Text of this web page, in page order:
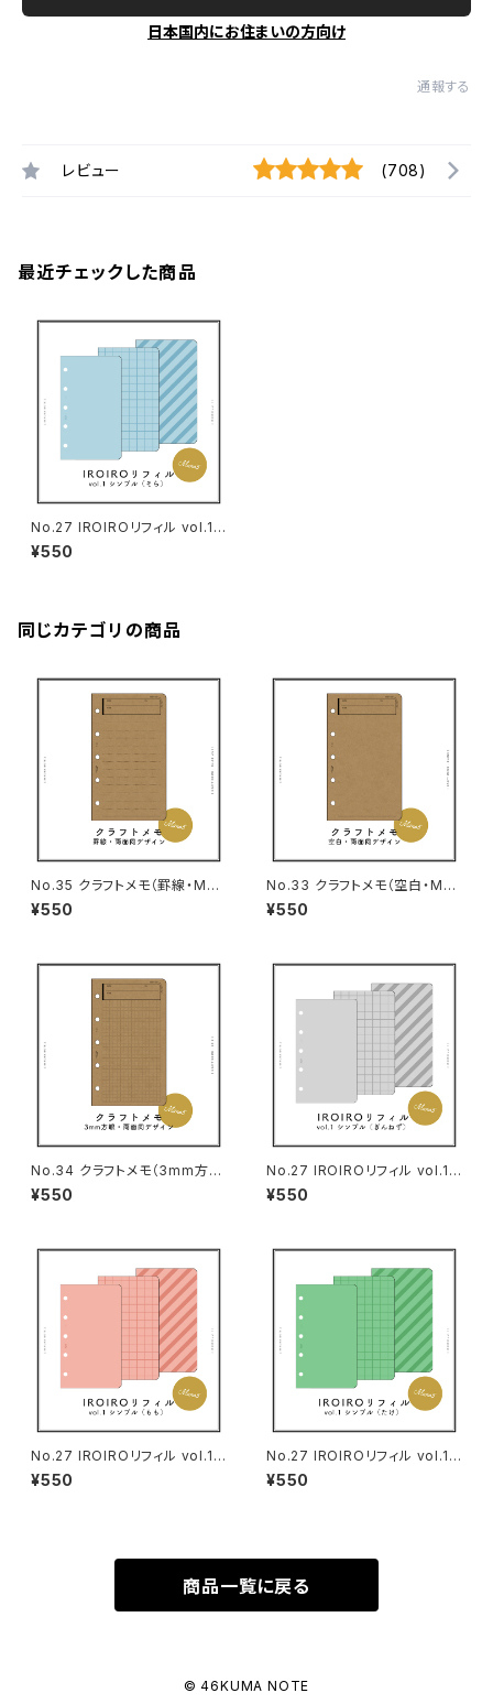
日本国内にお住まいの方向け
通報する
レビュー (708)
最近チェックした商品
No.27 IROIROリフィル vol.1
シンプル（そら・M5サイズ）
¥550
同じカテゴリの商品
No.35 クラフトメモ（罫線・M5
サイズ）
¥550
No.33 クラフトメモ（空白・M5
サイズ）
¥550
No.34 クラフトメモ（3mm方
眼・M5サイズ）
¥550
No.27 IROIROリフィル vol.1
シンプル（ぎんねず・M5サイズ）
¥550
No.27 IROIROリフィル vol.1
シンプル（もも・M5サイズ）
¥550
No.27 IROIROリフィル vol.1
シンプル（たけ・M5サイズ）
¥550
商品一覧に戻る
© 46KUMA NOTE